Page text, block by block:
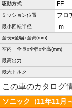
駆動方式 FF
ミッション位置 フロ
最小回転半径 -m
全長x全幅x全高(mm)
室内 全長x全幅x全高(mm)
最高出力
最大トルク
この車のカタログ
ソニック（11年11月